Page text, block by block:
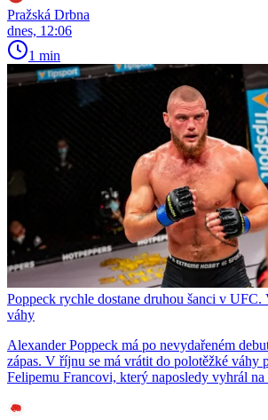
Pražská Drbna
dnes, 12:06
1 min
Poppeck rychle dostane druhou šanci v UFC.
váhy
Alexander Poppeck má po nevydařeném
zápas. V říjnu se má vrátit do polotěžké váhy
Felipemu Francovi, který naposledy vyhrál